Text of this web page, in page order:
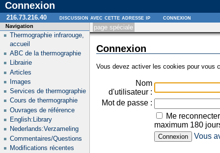
Connexion
page spéciale
Connexion
Vous devez activer les cookies pour vous
Nom
d'utilisateur :
Mot de passe :
Me
maximum 180
Vous
Navigation
Thermographie infrarouge,
accueil
ABC de la thermographie
Librairie
Articles
Images
Services de thermographie
Cours de thermographie
Ouvrages de référence
English:Library
Nederlands:Verzameling
Commentaires/Questions
Modifications récentes
216.73.216.40 discussion avec cette adresse ip connexion